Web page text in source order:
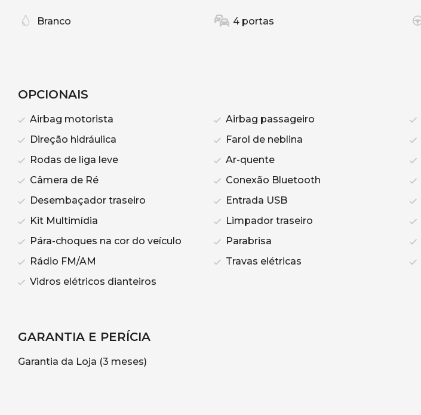
Branco 4 portas
OPCIONAIS
Airbag motorista Airbag passageiro
Direção hidráulica
Farol de neblina
Rodas de liga leve
Ar-quente
Câmera de Ré
Conexão Bluetooth
Desembaçador traseiro
Entrada USB
Kit Multimídia
Limpador traseiro
Pára-choques na cor do veículo
Parabrisa
Rádio FM/AM
Travas elétricas
Vidros elétricos dianteiros
GARANTIA E PERÍCIA
Garantia da Loja (3 meses)